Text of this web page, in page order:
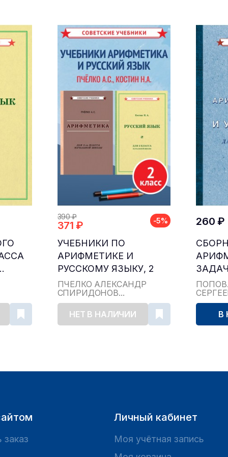
390 ₽
371 ₽ -5%
УЧЕБНИКИ ПО
АРИФМЕТИКЕ И
РУССКОМУ ЯЗЫКУ, 2
КЛАСС...
ПЧЁЛКО АЛЕКСАНДР
СПИРИДОНОВ...
НЕТ В НАЛИЧИИ
260 ₽
ДЛЯ
В
заказ
Личный кабинет
Моя учётная запись